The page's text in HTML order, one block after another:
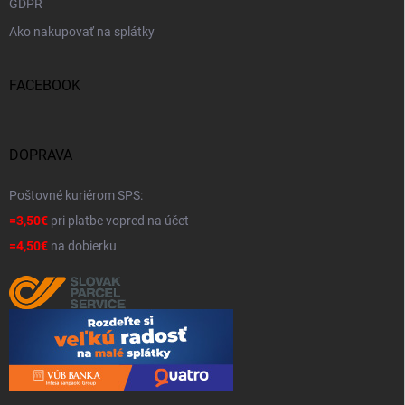
GDPR
Ako nakupovať na splátky
FACEBOOK
DOPRAVA
Poštovné kuriérom SPS:
=3,50€ pri platbe vopred na účet
=4,50€ na dobierku